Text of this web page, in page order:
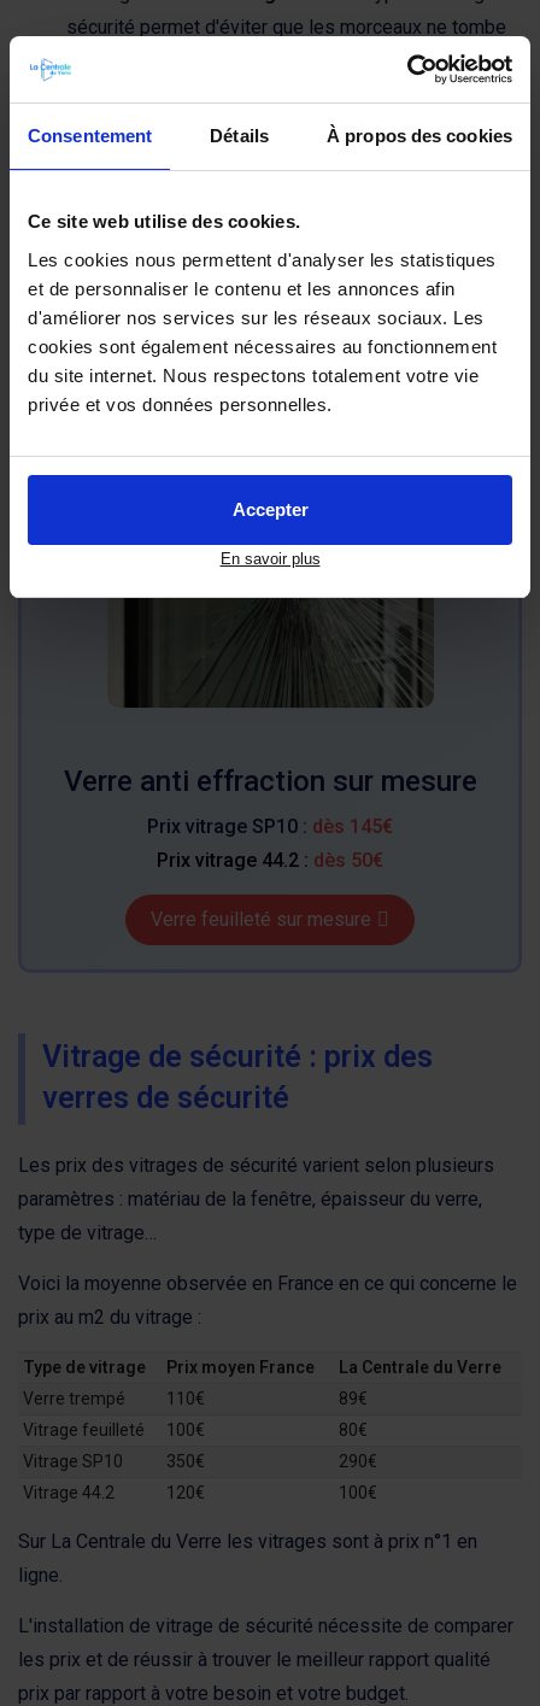
Consentement Détails À propos des cookies
Ce site web utilise des cookies.
Les cookies nous permettent d'analyser les statistiques
et de personnaliser le contenu et les annonces afin
d'améliorer nos services sur les réseaux sociaux. Les
cookies sont également nécessaires au fonctionnement
du site internet. Nous respectons totalement votre vie
privée et vos données personnelles.
Accepter
sécurité permet d'éviter que les morceaux ne tombe
en cas de bris de glace mais ils ne permettent pas de
30 secondes pour réussir à briser la glace.
VERRE ANTI EFFRACTION
Verre anti effraction sur mesure
Prix vitrage SP10 : dès 145€
Prix vitrage 44.2 : dès 50€
Verre feuilleté sur mesure
Vitrage de sécurité : prix des
verres de sécurité
Les prix des vitrages de sécurité varient selon plusieurs
paramètres : matériau de la fenêtre, épaisseur du verre,
type de vitrage…
Voici la moyenne observée en France en ce qui concerne le
prix au m2 du vitrage :
Type de vitrage Prix moyen France
La Centrale du Verre
Verre trempé
110€
89€
Vitrage feuilleté
100€
80€
Vitrage SP10
350€
290€
Vitrage 44.2
120€ 100€
Sur La Centrale du Verre les vitrages sont à prix n°1 en
ligne.
L'installation de vitrage de sécurité nécessite de comparer
les prix et de réussir à trouver le meilleur rapport qualité
prix par rapport à votre besoin et votre budget.